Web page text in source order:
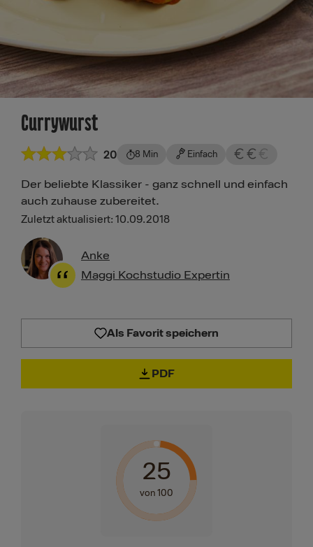
Currywurst
20 8 Min Einfach
Der beliebte Klassiker - ganz schnell und einfach
auch zuhause zubereitet.
Zuletzt aktualisiert: 10.09.2018
Anke
Maggi Kochstudio Expertin
Als Favorit speichern
PDF
25
von 100